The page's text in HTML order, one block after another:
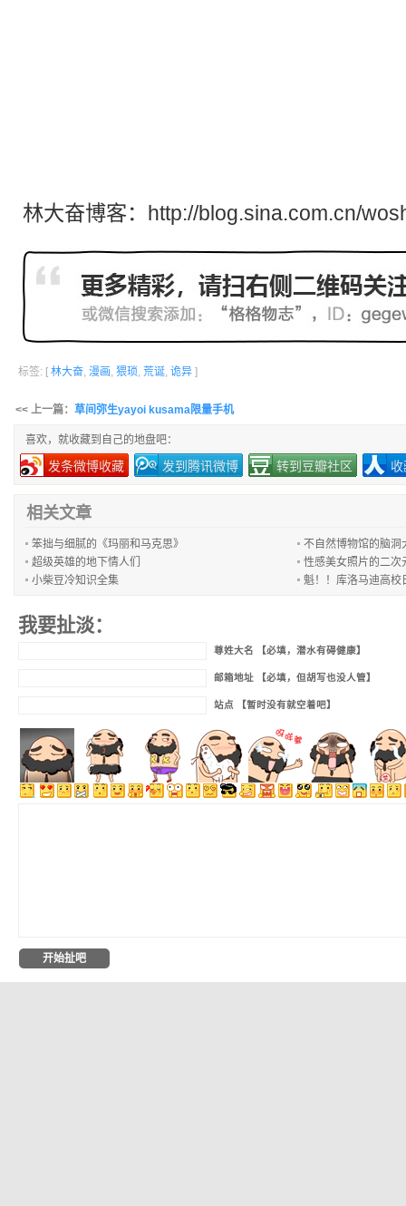
林大奋博客： http://blog.sina.com.cn/
标签: [ 林大奋, 漫画, 猥琐, 荒诞, 诡异 ]
<< 上一篇： 草间弥生yayoi kusama限量手机
喜欢，就收藏到自己的地盘吧：
发条微博收藏 发到腾讯微博 转到豆瓣社区
相关文章
笨拙与细腻的《玛丽和马克思》
不自然博物馆的脑洞
超级英雄的地下情人们
性感美女照片的二次
小柴豆冷知识全集
魁！！库洛马迪高校
我要扯淡：
尊姓大名 【必填，潜水有碍健康】
邮箱地址 【必填，但胡写也没人管】
站点 【暂时没有就空着吧】